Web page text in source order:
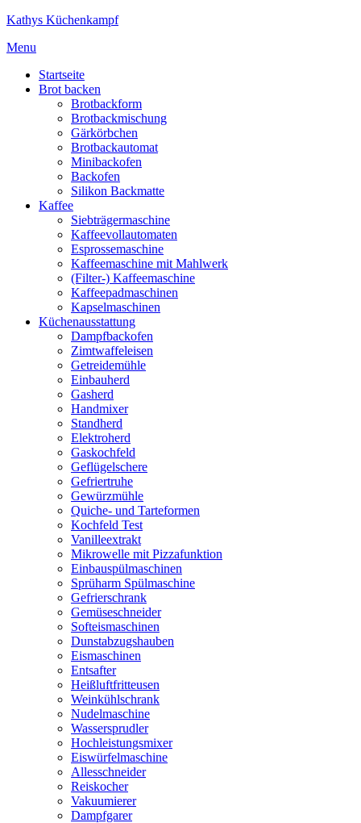
Kathys Küchenkampf
Menu
Startseite
Brot backen
Brotbackform
Brotbackmischung
Gärkörbchen
Brotbackautomat
Minibackofen
Backofen
Silikon Backmatte
Kaffee
Siebträgermaschine
Kaffeevollautomaten
Esprossemaschine
Kaffeemaschine mit Mahlwerk
(Filter-) Kaffeemaschine
Kaffeepadmaschinen
Kapselmaschinen
Küchenausstattung
Dampfbackofen
Zimtwaffeleisen
Getreidemühle
Einbauherd
Gasherd
Handmixer
Standherd
Elektroherd
Gaskochfeld
Geflügelschere
Gefriertruhe
Gewürzmühle
Quiche- und Tarteformen
Kochfeld Test
Vanilleextrakt
Mikrowelle mit Pizzafunktion
Einbauspülmaschinen
Sprüharm Spülmaschine
Gefrierschrank
Gemüseschneider
Softeismaschinen
Dunstabzugshauben
Eismaschinen
Entsafter
Heißluftfritteusen
Weinkühlschrank
Nudelmaschine
Wassersprudler
Hochleistungsmixer
Eiswürfelmaschine
Allesschneider
Reiskocher
Vakuumierer
Dampfgarer